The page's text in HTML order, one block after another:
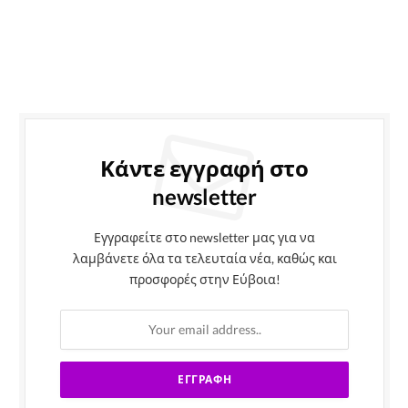
Κάντε εγγραφή στο
newsletter
Εγγραφείτε στο newsletter μας για να
λαμβάνετε όλα τα τελευταία νέα, καθώς και
προσφορές στην Εύβοια!